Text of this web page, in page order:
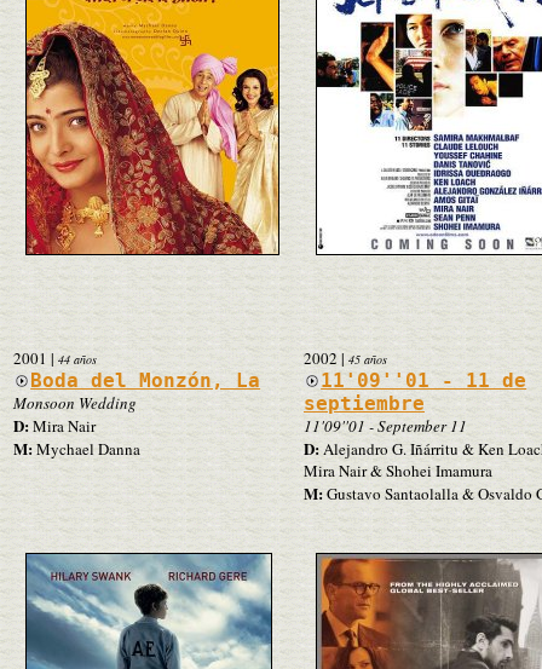
2001 | 44 años
Boda del Monzón, La
Monsoon Wedding
D:Mira Nair
M: Mychael Danna
2002 |45 años
11'09''01 - 11 de
septiembre
11'09''01 - September 11
D:Alejandro G. Iñárritu & Ken
Mira Nair & Shohei Imamura
M:Gustavo Santaolalla & Osvaldo